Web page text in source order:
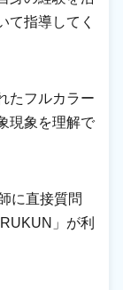
て指導してく
たフルカラー
現象を理解で
に直接質問
」が利